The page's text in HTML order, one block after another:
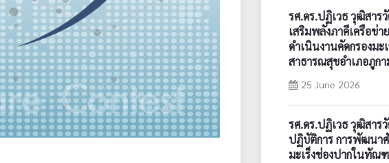
รศ.ดร.ปฏิเวธ วุฒิสา
เสริมพลังภาคีเครือข่
ดำเนินงานคัดกรองมะ
สาธารณสุขอำเภอภูก
25 June 2026
รศ.ดร.ปฏิเวธ วุฒิสาร
ปฏิบัติการ การพัฒนาศั
มะเร็งช่องปากในทัณ